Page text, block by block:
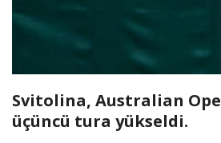
Svitolina, Australian
üçüncü tura yükseldi.